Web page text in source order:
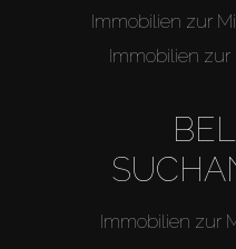
Immobilien zur
Immobilien zur
Immobilien zur